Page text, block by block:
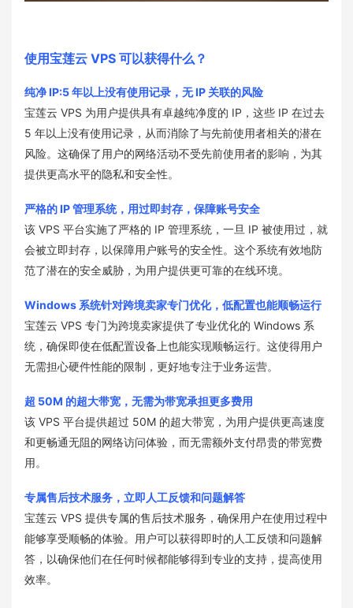
使用宝莲云 VPS 可以获得什么？
纯净 IP:5 年以上没有使用记录，无 IP 关联的风险
宝莲云 VPS 为用户提供具有卓越纯净度的 IP，这些 IP 在过去
5 年以上没有使用记录，从而消除了与先前使用者相关的潜在
风险。这确保了用户的网络活动不受先前使用者的影响，为其
提供更高水平的隐私和安全性。
严格的 IP 管理系统，用过即封存，保障账号安全
该 VPS 平台实施了严格的 IP 管理系统，一旦 IP 被使用过，就
会被立即封存，以保障用户账号的安全性。这个系统有效地防
范了潜在的安全威胁，为用户提供更可靠的在线环境。
Windows 系统针对跨境卖家专门优化，低配置也能顺畅运行
宝莲云 VPS 专门为跨境卖家提供了专业优化的 Windows 系
统，确保即使在低配置设备上也能实现顺畅运行。这使得用户
无需担心硬件性能的限制，更好地专注于业务运营。
超 50M 的超大带宽，无需为带宽承担更多费用
该 VPS 平台提供超过 50M 的超大带宽，为用户提供更高速度
和更畅通无阻的网络访问体验，而无需额外支付昂贵的带宽费
用。
专属售后技术服务，立即人工反馈和问题解答
宝莲云 VPS 提供专属的售后技术服务，确保用户在使用过程中
能够享受顺畅的体验。用户可以获得即时的人工反馈和问题解
答，以确保他们在任何时候都能够得到专业的支持，提高使用
效率。